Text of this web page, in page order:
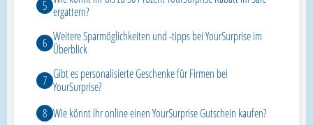
ergattern?
Weitere Sparmöglichkeiten und -tipps bei YourSurprise im
Überblick
Gibt es personalisierte Geschenke für Firmen bei
YourSurprise?
Wie könnt ihr online einen YourSurprise Gutschein kaufen?